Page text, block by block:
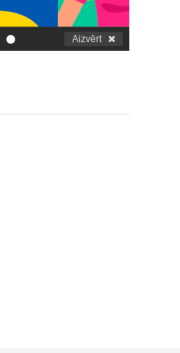
. Aizvērt